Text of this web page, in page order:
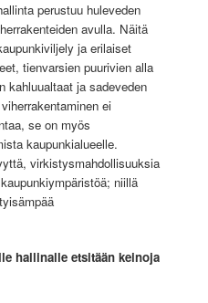
perustuu huleveden
avulla. Näitä
ja erilaiset
tienvarsien puurivien alla
kahluualtaat ja sadeveden
ei
se on myös
kaupunkialueelle.
virkistysmahdollisuuksia
niillä
hallinalle etsitään keinoja